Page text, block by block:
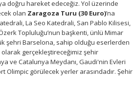
uygun reklamlar göstermek için kullanılır.
görmeye devam edersiniz, ancak daha az
doğru hareket edeceğiz. Yol üzerinde
olan Zaragoza Turu (30 Euro)’na
La Seo Katedrali, San Pablo Kilisesi,
Topluluğu’nun başkenti, ünlü Mimar
şehri Barselona, sahip olduğu eserlerden
gerçekleştireceğimiz şehir
ve Catalunya Meydanı, Gaudi'nin Evleri
Olimpic görülecek yerler arasındadır. Şehir